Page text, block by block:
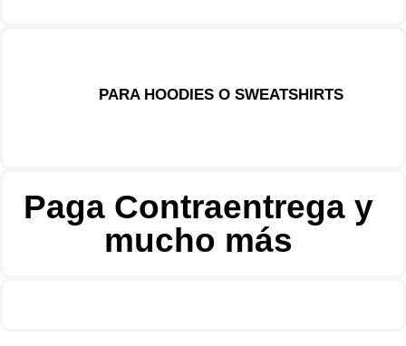
PARA HOODIES O SWEATSHIRTS
Paga Contraentrega y
mucho más